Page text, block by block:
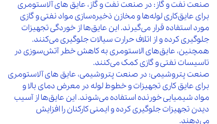
صنعت نفت و گاز: در صنعت نفت و گاز، عایق‌ های آلاستومری
برای عایق‌کاری لوله‌ها و مخازن ذخیره‌سازی مواد نفتی و گازی
مورد استفاده قرار می‌گیرند. این عایق‌ها از خوردگی تجهیزات
جلوگیری کرده و از اتلاف حرارت سیالات جلوگیری می‌کنند.
همچنین، عایق‌های الاستومری به کاهش خطر آتش‌سوزی در
تاسیسات نفتی و گازی کمک می‌کنند.
صنعت پتروشیمی: در صنعت پتروشیمی، عایق‌ های آلاستومری
برای عایق‌ کاری تجهیزات و خطوط لوله در معرض دمای بالا و
مواد شیمیایی خورنده استفاده می‌شوند. این عایق‌ها از آسیب
دیدن تجهیزات جلوگیری کرده و ایمنی کارکنان را افزایش
می‌دهند.